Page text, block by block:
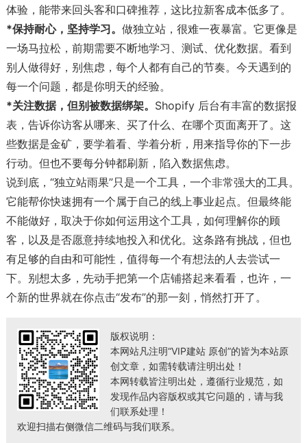
体验，能带来回头客和口碑推荐，这比拉新客成本低多了。
*保持耐心，坚持学习。 做独立站，很难一夜暴富。它更像是
一场马拉松，前期需要不断地学习、测试、优化数据。看到
别人做得好，别焦虑，每个人都有自己的节奏。今天遇到的
每一个问题，都是你明天的经验。
*关注数据，但别被数据绑架。 Shopify 后台有丰富的数据报
表，告诉你访客从哪来、买了什么、在哪个页面离开了。这
些数据是金矿，要学着看、学着分析，用来指导你的下一步
行动。但也不要每分钟都刷新，陷入数据焦虑。
说到底，“独立站雨果”只是一个工具，一个非常强大的工具。
它能帮你快速拥有一个属于自己的线上事业起点。但最终能
不能做好，取决于你如何运用这个工具，如何理解你的顾
客，以及是否愿意持续地投入和优化。这条路有挑战，但也
有足够的自由和可能性，值得每一个有想法的人去尝试一
下。别想太多，先动手把第一个店铺搭起来看看，也许，一
个新的世界就在你点击“发布”的那一刻，悄然打开了。
版权说明：
本网站凡注明“VIP建站 原创”的皆为本站原
创文章，如需转载请注明出处！
本网转载皆注明出处，遵循行业规范，如
发现作品内容版权或其它问题的，请与我
们联系处理！
欢迎扫描右侧微信二维码与我们联系。